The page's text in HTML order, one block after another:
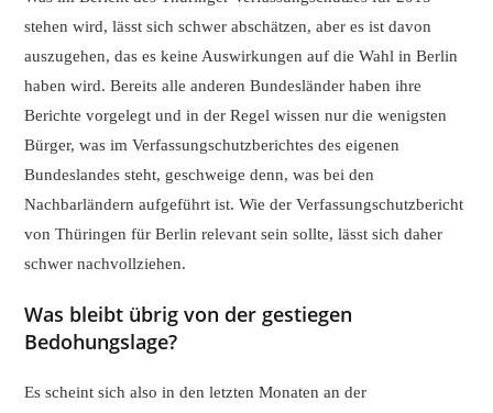
stehen wird, lässt sich schwer abschätzen, aber es ist davon
auszugehen, das es keine Auswirkungen auf die Wahl in Berlin
haben wird. Bereits alle anderen Bundesländer haben ihre
Berichte vorgelegt und in der Regel wissen nur die wenigsten
Bürger, was im Verfassungschutzberichtes des eigenen
Bundeslandes steht, geschweige denn, was bei den
Nachbarländern aufgeführt ist. Wie der Verfassungschutzbericht
von Thüringen für Berlin relevant sein sollte, lässt sich daher
schwer nachvollziehen.
Was bleibt übrig von der gestiegen
Bedohungslage?
Es scheint sich also in den letzten Monaten an der